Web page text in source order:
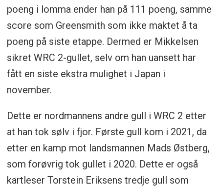
poeng i lomma ender han på 111 poeng, samme
score som Greensmith som ikke maktet å ta
poeng på siste etappe. Dermed er Mikkelsen
sikret WRC 2-gullet, selv om han uansett har
fått en siste ekstra mulighet i Japan i
november.
Dette er nordmannens andre gull i WRC 2 etter
at han tok sølv i fjor. Første gull kom i 2021, da
etter en kamp mot landsmannen Mads Østberg,
som forøvrig tok gullet i 2020. Dette er også
kartleser Torstein Eriksens tredje gull som